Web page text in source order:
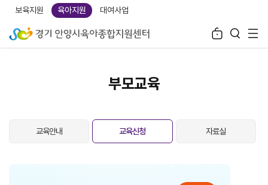
보육지원 육아지원 대여사업
부모교육
교육안내 교육신청 자료실